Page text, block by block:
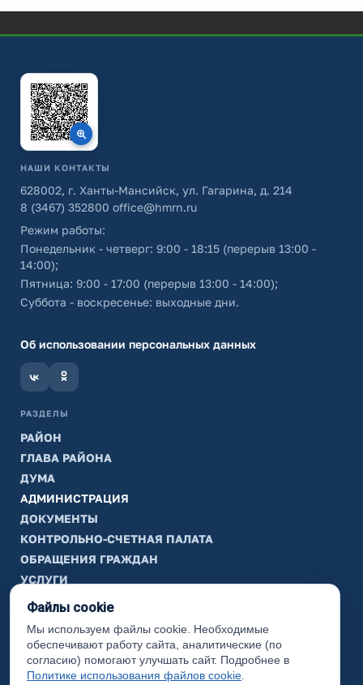
НАШИ КОНТАКТЫ
628002, г. Ханты-Мансийск, ул. Гагарина, д. 214
8 (3467) 352800 office@hmrn.ru
Режим работы:
Понедельник - четверг: 9:00 - 18:15 (перерыв 13:00 -
14:00);
Пятница: 9:00 - 17:00 (перерыв 13:00 - 14:00);
Суббота - воскресенье: выходные дни.
Об использовании персональных данных
РАЗДЕЛЫ
РАЙОН
ГЛАВА РАЙОНА
ДУМА
АДМИНИСТРАЦИЯ
ДОКУМЕНТЫ
КОНТРОЛЬНО-СЧЕТНАЯ ПАЛАТА
ОБРАЩЕНИЯ ГРАЖДАН
УСЛУГИ
ТИК
ИНФОРМАЦИЯ
Законодательная карта
Карта сайта
Файлы cookie
Мы используем файлы cookie. Необходимые
обеспечивают работу сайта, аналитические (по
согласию) помогают улучшать сайт. Подробнее в
Политике использования файлов cookie